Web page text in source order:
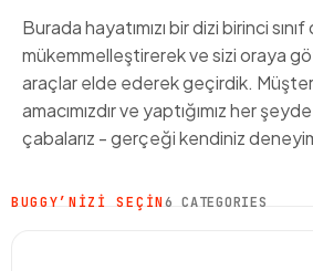
Burada hayatımızı bir dizi birinci
mükemmelleştirerek ve sizi oraya
araçlar elde ederek geçirdik.
amacımızdır ve yaptığımız her
çabalarız - gerçeği kendiniz
BUGGY’NIZI SEÇIN6 CATEGORIES